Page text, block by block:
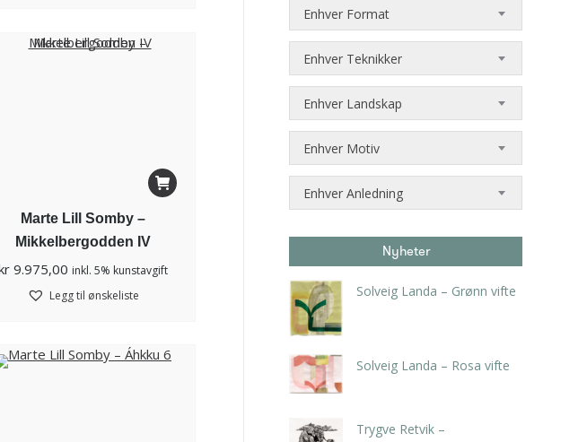
Marte Lill Somby –
Mikkelbergodden IV
9.975,00 inkl. 5% kunstavgift
Legg til ønskeliste
Enhver Format
Enhver Teknikker
Enhver Landskap
Enhver Motiv
Enhver Anledning
Nyheter
Solveig Landa – Grønn vifte
Solveig Landa – Rosa vifte
Trygve Retvik –